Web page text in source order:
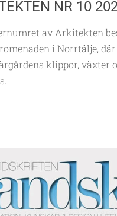
NR 10
av Arkitekten
i Norrtälje,
klippor, växter